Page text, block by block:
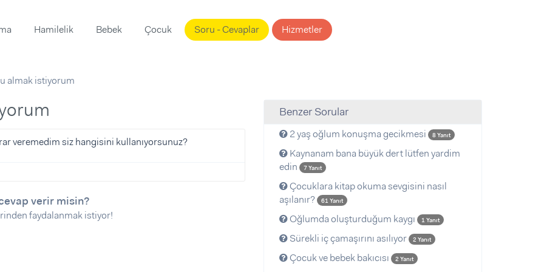
Hamilelik Bebek Çocuk Soru - Cevaplar Hizmetler
almak istiyorum
veremedim siz hangisini kullanıyorsunuz?
verir misin?
faydalanmak istiyor!
Benzer Sorular
2 yaş oğlum konuşma gecikmesi 8 Yanıt
Kaynanam bana büyük dert lütfen yardim
edin
7 Yanıt
Çocuklara kitap okuma sevgisini nasıl
aşılanır?
61 Yanıt
Oğlumda oluşturduğum kaygı 1 Yanıt
Sürekli iç çamaşırını asılıyor 2 Yanıt
Çocuk ve bebek bakıcısı 2 Yanıt